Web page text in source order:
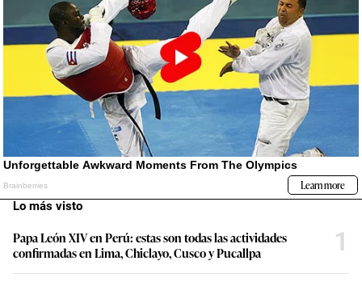
Lo más visto
Papa León XIV en Perú: estas son todas las actividades
confirmadas en Lima, Chiclayo, Cusco y Pucallpa
1